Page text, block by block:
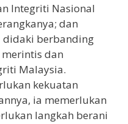
Integriti Nasional
dan
didaki berbanding
dan
Malaysia.
kekuatan
ia memerlukan
langkah berani